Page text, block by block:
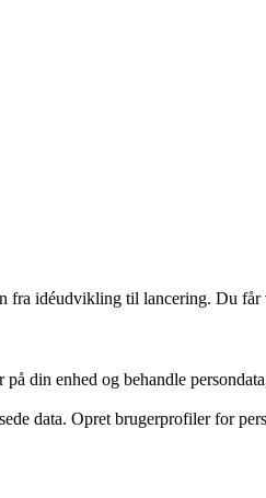
fra idéudvikling til lancering. Du
din enhed og behandle
data. Opret brugerprofiler for